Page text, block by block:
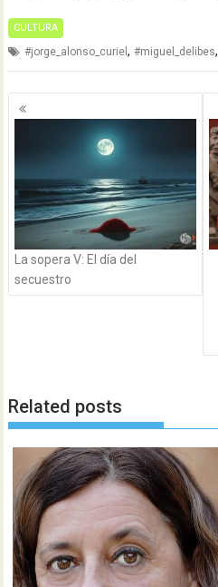
CULTURA
#jorge_alonso_curiel,#miguel_delibes,
Navegación
de
entradas
La sopera V: El día del
secuestro
Related posts